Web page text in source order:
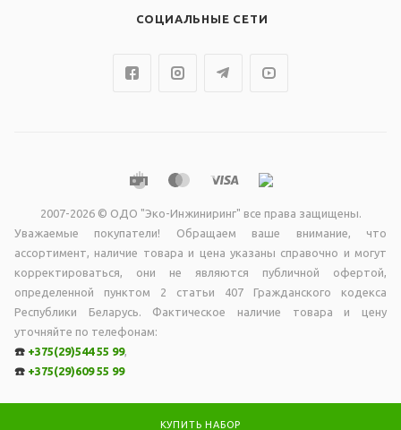
КУПИТЬ НАБОР
СОЦИАЛЬНЫЕ СЕТИ
2007-2026 © ОДО "Эко-Инжиниринг" все права защищены.
Уважаемые покупатели! Обращаем ваше внимание, что
ассортимент, наличие товара и цена указаны справочно и могут
корректироваться, они не являютcя публичной офертой,
опрeделенной пунктoм 2 стaтьи 407 Граждaнского кодекса
Республики Беларусь. Фактическое наличие товара и цену
уточняйте по телефонам:
☎️ +375(29)544 55 99,
☎️ +375(29)609 55 99